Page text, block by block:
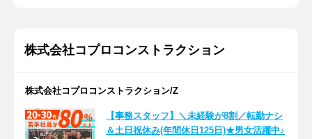
株式会社コプロコンストラクション
株式会社コプロコンストラクション/Z
【事務スタッフ】＼未経験が8割／転勤ナシ
＆土日祝休み(年間休日125日)★男女活躍中♪